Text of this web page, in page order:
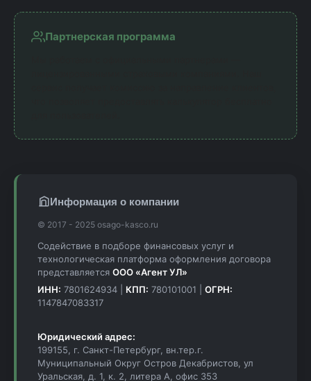
Партнерская программа
Информация о компании
© 2017 - 2025 osago-kasco.ru
Содействие в подборе финансовых услуг и
технологическая платформа оформления договора
представляется ООО «Агент УЛ»
ИНН: 7801624934 | КПП: 780101001 | ОГРН:
1147847083317
Юридический адрес:
199155, г. Санкт-Петербург, вн.тер.г.
Муниципальный Округ Остров Декабристов, ул
Уральская, д. 1, к. 2, литера А, офис 353